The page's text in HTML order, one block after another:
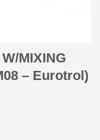
MIXING
– Eurotrol)